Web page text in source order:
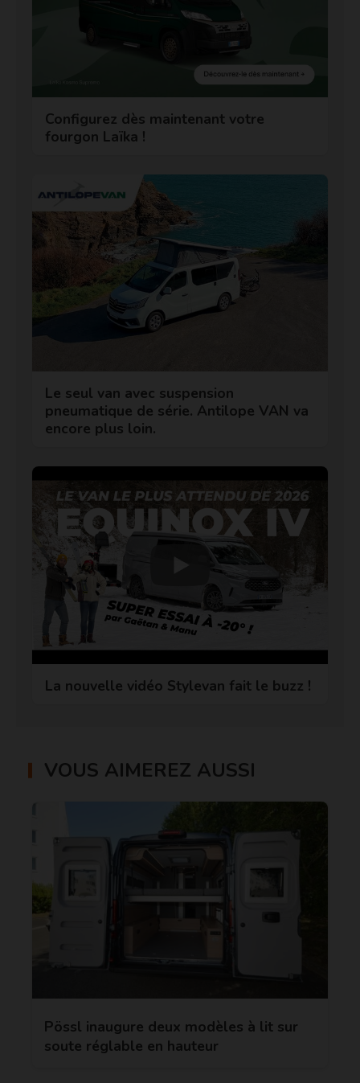
Configurez dès maintenant votre
fourgon Laïka !
Le seul van avec suspension
pneumatique de série. Antilope VAN va
encore plus loin.
La nouvelle vidéo Stylevan fait le buzz !
VOUS AIMEREZ AUSSI
Pössl inaugure deux modèles à lit sur
soute réglable en hauteur